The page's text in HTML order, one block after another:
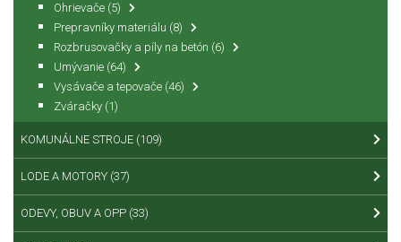
Ohrievače (5)
Prepravníky materiálu (8)
Rozbrusovačky a píly na betón (6)
Umývanie (64)
Vysávače a tepovače (46)
Zváračky (1)
KOMUNÁLNE STROJE (109)
LODE A MOTORY (37)
ODEVY, OBUV A OPP (33)